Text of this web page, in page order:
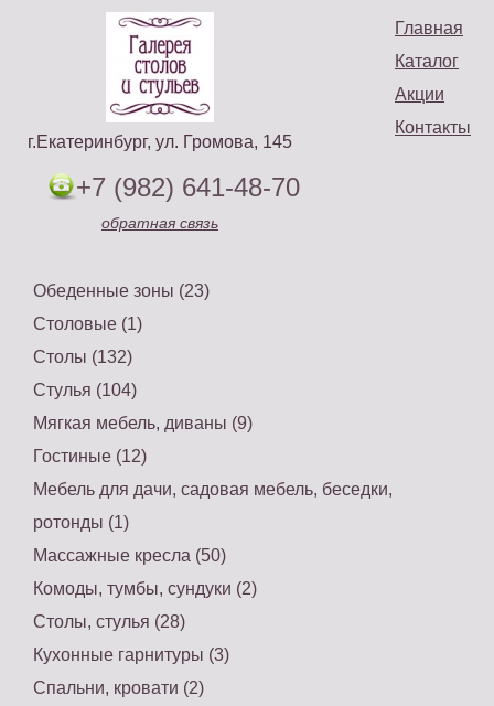
Главная
Каталог
Акции
Контакты
г.Екатеринбург, ул. Громова, 145
+7 (982) 641-48-70
обратная связь
Обеденные зоны (23)
Столовые (1)
Столы (132)
Стулья (104)
Мягкая мебель, диваны (9)
Гостиные (12)
Мебель для дачи, садовая мебель, беседки,
ротонды (1)
Массажные кресла (50)
Комоды, тумбы, сундуки (2)
Столы, стулья (28)
Кухонные гарнитуры (3)
Спальни, кровати (2)